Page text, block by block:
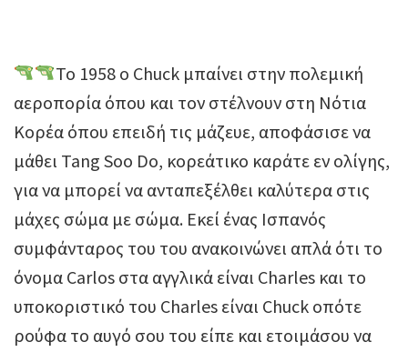
Το 1958 ο Chuck μπαίνει στην πολεμική
αεροπορία όπου και τον στέλνουν στη Νότια
Κορέα όπου επειδή τις μάζευε, αποφάσισε να
μάθει Tang Soo Do, κορεάτικο καράτε εν ολίγης,
για να μπορεί να ανταπεξέλθει καλύτερα στις
μάχες σώμα με σώμα. Εκεί ένας Ισπανός
συμφάνταρος του του ανακοινώνει απλά ότι το
όνομα Carlos στα αγγλικά είναι Charles και το
υποκοριστικό του Charles είναι Chuck οπότε
ρούφα το αυγό σου του είπε και ετοιμάσου να